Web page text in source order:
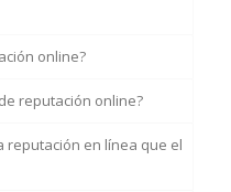
online?
reputación online?
reputación en línea que el